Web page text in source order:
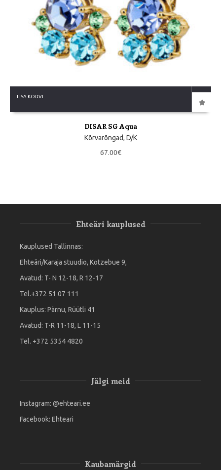
LISA KORVI
DISAR SG Aqua
Kõrvarõngad, D/K
67.00€
Ehteäri kauplused
Kauplused Tallinnas:
Ehteäri/Karaja stuudio, Kotzebue 9,
Avatud: T- N 12-18, R 12-17
Tel.+372 51 07 111
Kauplus: Pärnu, Rüütli 41
Avatud: T-R 11-18, L 11-15
Tel. +372 5354 4820
Jälgi meid
Instagram: @ehteari.ee
Facebook: Ehteari
Kaubamärgid